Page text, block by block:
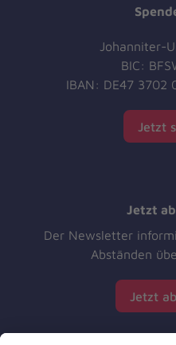
Johanniter-
BIC:
IBAN: DE47
Jetzt
Jetzt
Der Newsletter
Abständen
Jetzt